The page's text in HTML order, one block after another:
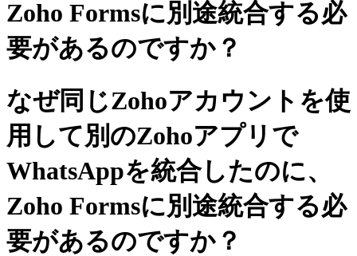
Zoho Formsに別途統合する必
要があるのですか？
なぜ同じZohoアカウントを使
用して別のZohoアプリで
WhatsAppを統合したのに、
Zoho Formsに別途統合する必
要があるのですか？